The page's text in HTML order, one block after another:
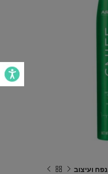
נפח ועיצוב